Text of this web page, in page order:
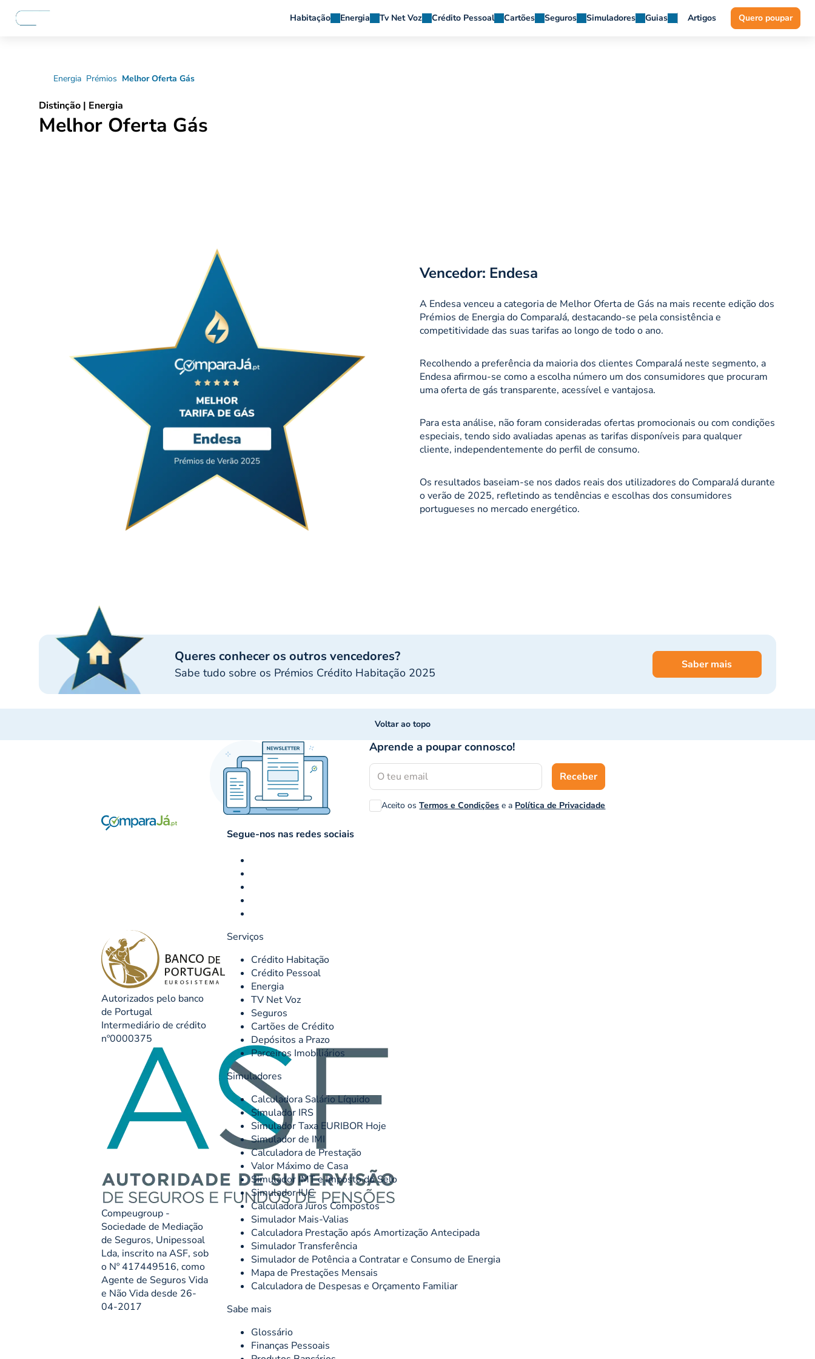
Habitação Energia Tv Net Voz Crédito Pessoal Cartões Seguros Simuladores Guias Artigos Quero poupar
Energia Prémios Melhor Oferta Gás
Distinção | Energia
Melhor Oferta Gás
Vencedor: Endesa
A Endesa venceu a categoria de Melhor Oferta de Gás na mais recente edição dos
Prémios de Energia do ComparaJá, destacando-se pela consistência e
competitividade das suas tarifas ao longo de todo o ano.
Recolhendo a preferência da maioria dos clientes ComparaJá neste segmento, a
Endesa afirmou-se como a escolha número um dos consumidores que procuram
uma oferta de gás transparente, acessível e vantajosa.
Para esta análise, não foram consideradas ofertas promocionais ou com condições
especiais, tendo sido avaliadas apenas as tarifas disponíveis para qualquer
cliente, independentemente do perfil de consumo.
Os resultados baseiam-se nos dados reais dos utilizadores do ComparaJá durante
o verão de 2025, refletindo as tendências e escolhas dos consumidores
portugueses no mercado energético.
Queres conhecer os outros vencedores?
Sabe tudo sobre os Prémios Crédito Habitação 2025
Saber mais
Voltar ao topo
Aprende a poupar connosco!
Aceito osTermos e Condições e a Política de Privacidade
Receber
Segue-nos nas redes sociais
Autorizados pelo banco
de Portugal
Intermediário de crédito
nº0000375
Compeugroup -
Sociedade de Mediação
de Seguros, Unipessoal
Lda, inscrito na ASF, sob
o Nº 417449516, como
Agente de Seguros Vida
e Não Vida desde 26-
04-2017
Serviços
Crédito Habitação
Crédito Pessoal
Energia
TV Net Voz
Seguros
Cartões de Crédito
Depósitos a Prazo
Parceiros Imobiliários
Simuladores
Calculadora Salário Líquido
Simulador IRS
Simulador Taxa EURIBOR Hoje
Simulador de IMI
Calculadora de Prestação
Valor Máximo de Casa
Simulador IMT e Imposto do Selo
Simulador IUC
Calculadora Juros Compostos
Simulador Mais-Valias
Calculadora Prestação após Amortização Antecipada
Simulador Transferência
Simulador de Potência a Contratar e Consumo de Energia
Mapa de Prestações Mensais
Calculadora de Despesas e Orçamento Familiar
Sabe mais
Glossário
Finanças Pessoais